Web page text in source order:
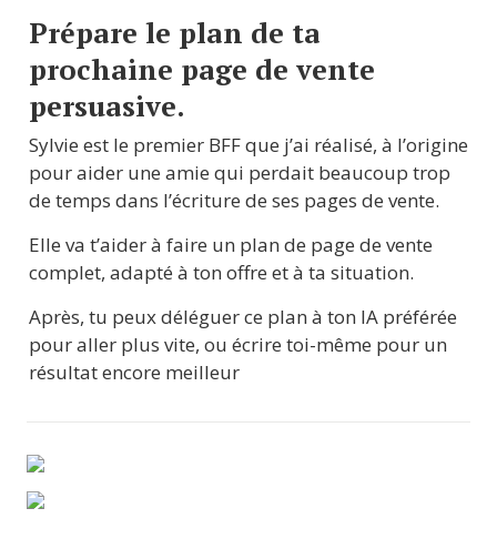
Prépare le plan de ta
prochaine page de vente
persuasive.
Sylvie est le premier BFF que j’ai réalisé, à l’origine
pour aider une amie qui perdait beaucoup trop
de temps dans l’écriture de ses pages de vente.
Elle va t’aider à faire un plan de page de vente
complet, adapté à ton offre et à ta situation.
Après, tu peux déléguer ce plan à ton IA préférée
pour aller plus vite, ou écrire toi-même pour un
résultat encore meilleur